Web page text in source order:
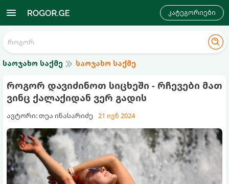
კატეგორიები
საოჯახო საქმე საოჯახო საქმე
როგორ დავიძინოთ სიცხეში - რჩევები მათ
ვინც ქალაქიდან ვერ გადის
ავტორი: თეა ინასარიძე 21 ივნ 2024